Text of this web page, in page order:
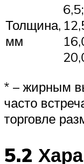
Толщина,
мм
* – жирным
часто
торговле
5.2